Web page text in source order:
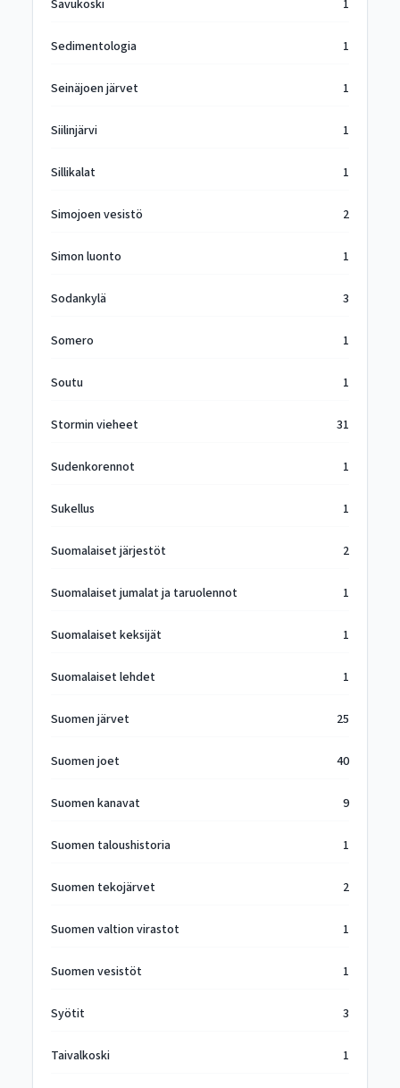
Savukoski 1
Sedimentologia 1
Seinäjoen järvet 1
Siilinjärvi 1
Sillikalat 1
Simojoen vesistö 2
Simon luonto 1
Sodankylä 3
Somero 1
Soutu 1
Stormin vieheet 31
Sudenkorennot 1
Sukellus 1
Suomalaiset järjestöt 2
Suomalaiset jumalat ja taruolennot 1
Suomalaiset keksijät 1
Suomalaiset lehdet 1
Suomen järvet 25
Suomen joet 40
Suomen kanavat 9
Suomen taloushistoria 1
Suomen tekojärvet 2
Suomen valtion virastot 1
Suomen vesistöt 1
Syötit 3
Taivalkoski 1